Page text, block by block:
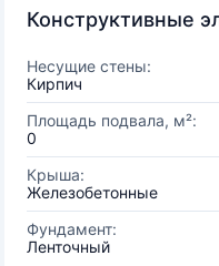
Конструктивные
Несущие стены:
Кирпич
Площадь подвала, м²:
0
Крыша:
Железобетонные
Фундамент:
Ленточный